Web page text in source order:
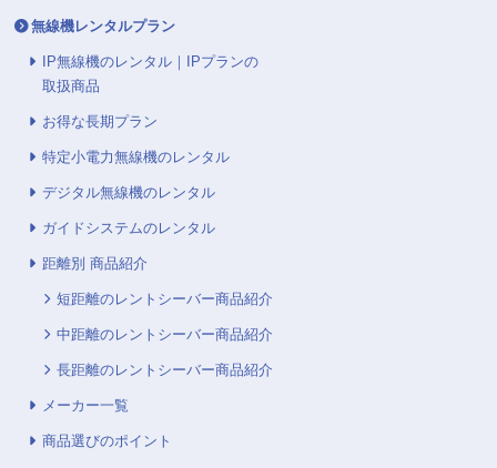
無線機レンタルプラン
IP無線機のレンタル｜IPプランの
取扱商品
お得な長期プラン
特定小電力無線機のレンタル
デジタル無線機のレンタル
ガイドシステムのレンタル
距離別 商品紹介
短距離のレントシーバー商品紹介
中距離のレントシーバー商品紹介
長距離のレントシーバー商品紹介
メーカー一覧
商品選びのポイント